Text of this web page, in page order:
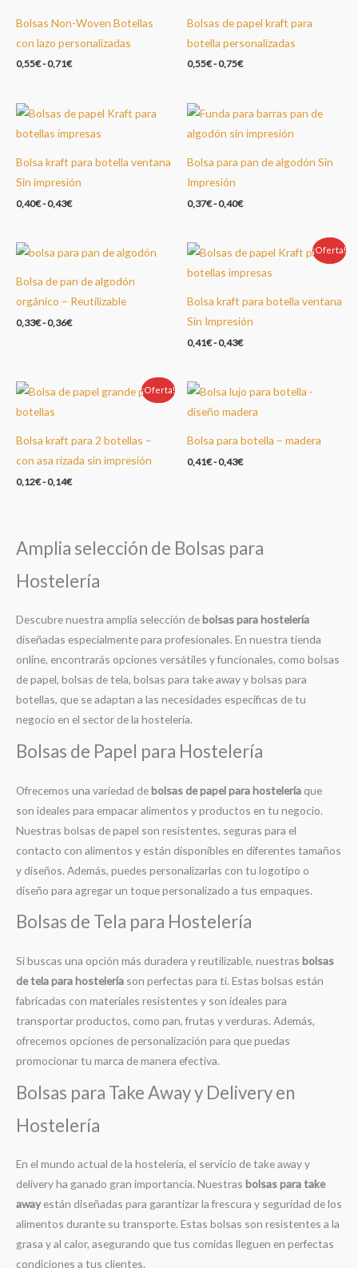
Bolsas Non-Woven Botellas
con lazo personalizadas
0,55€-0,71€
Bolsas de papel kraft para
botella personalizadas
0,55€-0,75€
Bolsa kraft para botella ventana
Sin impresión
0,40€-0,43€
Bolsa para pan de algodón Sin
Impresión
0,37€-0,40€
Bolsa de pan de algodón
orgánico – Reutilizable
0,33€-0,36€
Oferta!
¡Oferta!
Bolsa kraft para botella ventana
Sin Impresión
0,41€-0,43€
Oferta!
¡Oferta!
Bolsa kraft para 2 botellas –
con asa rizada sin impresión
0,12€-0,14€
Bolsa para botella – madera
0,41€-0,43€
Amplia selección de Bolsas para
Hostelería
Descubre nuestra amplia selección debolsas para hostelería
diseñadas especialmente para profesionales. En nuestra tienda
online, encontrarás opciones versátiles y funcionales, como bolsas
de papel, bolsas de tela, bolsas para take away y bolsas para
botellas, que se adaptan a las necesidades específicas de tu
negocio en el sector de la hostelería.
Bolsas de Papel para Hostelería
Ofrecemos una variedad debolsas de papel para hostelería que
son ideales para empacar alimentos y productos en tu negocio.
Nuestras bolsas de papel son resistentes, seguras para el
contacto con alimentos y están disponibles en diferentes tamaños
y diseños. Además, puedes personalizarlas con tu logotipo o
diseño para agregar un toque personalizado a tus empaques.
Bolsas de Tela para Hostelería
Si buscas una opción más duradera y reutilizable, nuestras bolsas
de tela para hostelería son perfectas para ti. Estas bolsas están
fabricadas con materiales resistentes y son ideales para
transportar productos, como pan, frutas y verduras. Además,
ofrecemos opciones de personalización para que puedas
promocionar tu marca de manera efectiva.
Bolsas para Take Away y Delivery en
Hostelería
En el mundo actual de la hostelería, el servicio de take away y
delivery ha ganado gran importancia. Nuestras bolsas para take
awayestán diseñadas para garantizar la frescura y seguridad de los
alimentos durante su transporte. Estas bolsas son resistentes a la
grasa y al calor, asegurando que tus comidas lleguen en perfectas
condiciones a tus clientes.